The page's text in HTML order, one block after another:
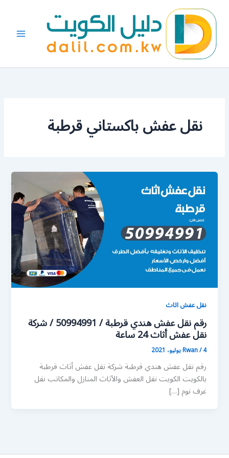
المحتوى
نقل عفش باكستاني قرطبة
نقل عفش اثاث
رقم نقل عفش هندي قرطبة / 50994991 / شركة
نقل عفش أثاث 24 ساعة
Rwan/4 يوليو، 2021
رقم نقل عفش هندي قرطبة شركة نقل عفش أثاث قرطبة
بالكويت الكويت نقل العفش والأثاث المنازل والمكاتب نقل
غرف نوم […]